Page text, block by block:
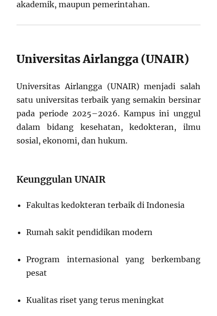
akademik, maupun pemerintahan.
Universitas Airlangga (UNAIR)
Universitas Airlangga (UNAIR) menjadi salah
satu universitas terbaik yang semakin bersinar
pada periode 2025–2026. Kampus ini unggul
dalam bidang kesehatan, kedokteran, ilmu
sosial, ekonomi, dan hukum.
Keunggulan UNAIR
Fakultas kedokteran terbaik di Indonesia
Rumah sakit pendidikan modern
Program internasional yang berkembang
pesat
Kualitas riset yang terus meningkat